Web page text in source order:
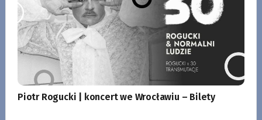
Piotr Rogucki | koncert we Wrocławiu – Bilety